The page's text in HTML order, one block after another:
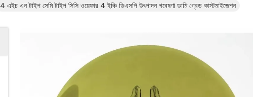
4 এইচ এন টাইপ সেমি টাইপ সিসি ওয়েফার 4 ইঞ্চি ডিএসপি উৎপাদন গবেষণা ডামি গ্রেড কাস্টমাইজেশন